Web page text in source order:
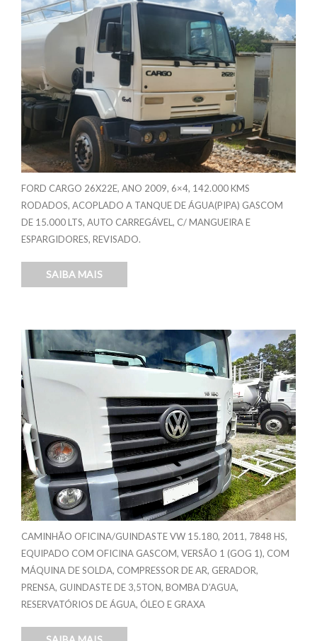
FORD CARGO 26X22E, ANO 2009, 6×4, 142.000 KMS
RODADOS, ACOPLADO A TANQUE DE ÁGUA(PIPA) GASCOM
DE 15.000 LTS, AUTO CARREGÁVEL, C/ MANGUEIRA E
ESPARGIDORES, REVISADO.
SAIBA MAIS
CAMINHÃO OFICINA/GUINDASTE VW 15.180, 2011, 7848 HS,
EQUIPADO COM OFICINA GASCOM, VERSÃO 1 (GOG 1), COM
MÁQUINA DE SOLDA, COMPRESSOR DE AR, GERADOR,
PRENSA, GUINDASTE DE 3,5TON, BOMBA D’AGUA,
RESERVATÓRIOS DE ÁGUA, ÓLEO E GRAXA